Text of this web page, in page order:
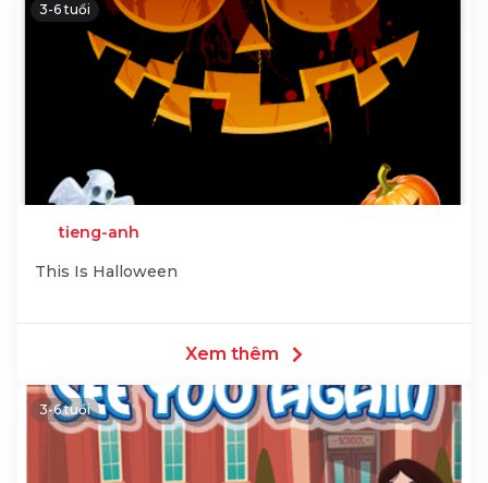
3-6 tuổi
tieng-anh
This Is Halloween
Xem thêm
3-6 tuổi